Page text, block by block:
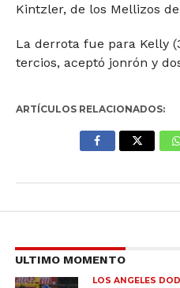
Kintzler, de los Mellizos
La derrota fue para Kelly
tercios, aceptó jonrón y
ARTÍCULOS RELACIONADOS:
ULTIMO MOMENTO
LOS ANGELES